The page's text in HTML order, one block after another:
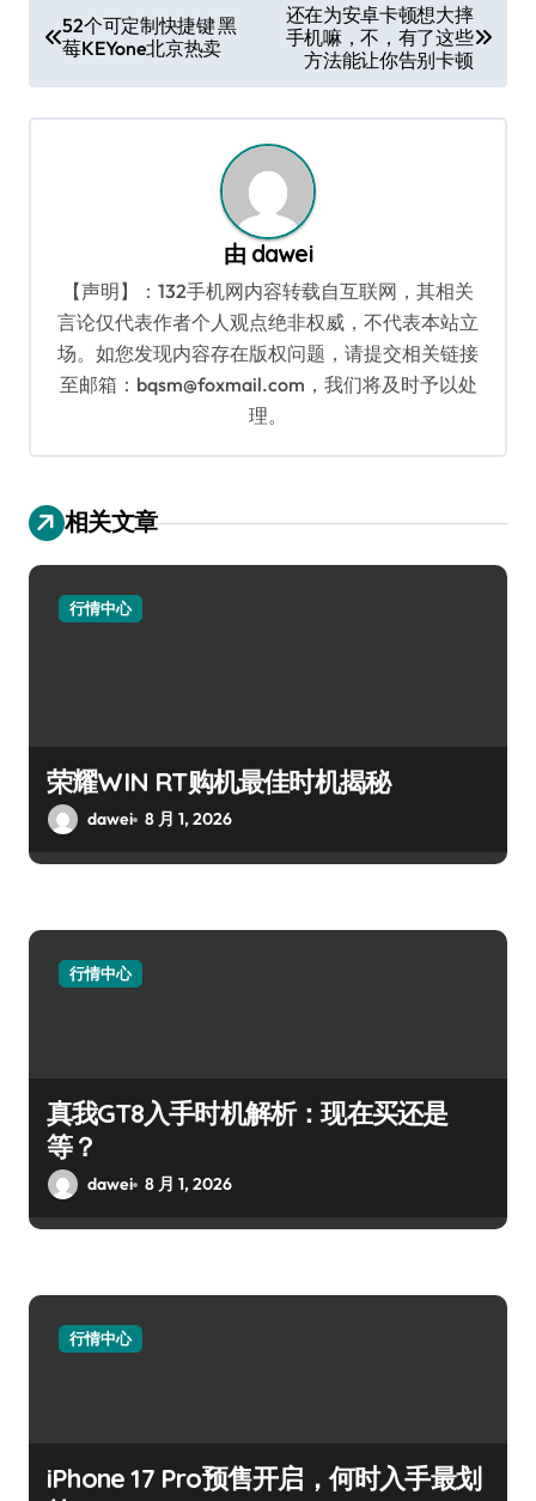
章
导
航
52个可定制快捷键 黑
莓KEYone北京热卖
还在为安卓卡顿想大摔
手机嘛，不，有了这些
方法能让你告别卡顿
由 dawei
【声明】：132手机网内容转载自互联网，其相关
言论仅代表作者个人观点绝非权威，不代表本站立
场。如您发现内容存在版权问题，请提交相关链接
至邮箱：bqsm@foxmail.com，我们将及时予以处
理。
相关文章
行情中心
荣耀WIN RT购机最佳时机揭秘
dawei 8 月 1, 2026
行情中心
真我GT8入手时机解析：现在买还是
等？
dawei 8 月 1, 2026
行情中心
iPhone 17 Pro预售开启，何时入手最划